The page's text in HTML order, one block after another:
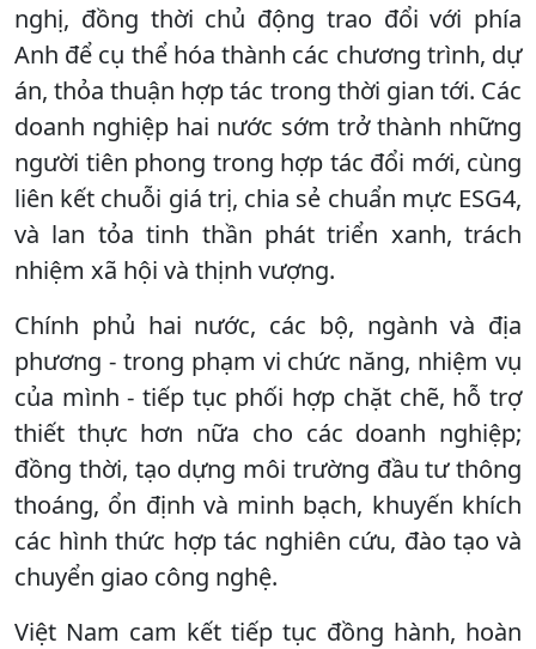
nghị, đồng thời chủ động trao đổi với phía
Anh để cụ thể hóa thành các chương trình, dự
án, thỏa thuận hợp tác trong thời gian tới. Các
doanh nghiệp hai nước sớm trở thành những
người tiên phong trong hợp tác đổi mới, cùng
liên kết chuỗi giá trị, chia sẻ chuẩn mực ESG4,
và lan tỏa tinh thần phát triển xanh, trách
nhiệm xã hội và thịnh vượng.
Chính phủ hai nước, các bộ, ngành và địa
phương - trong phạm vi chức năng, nhiệm vụ
của mình - tiếp tục phối hợp chặt chẽ, hỗ trợ
thiết thực hơn nữa cho các doanh nghiệp;
đồng thời, tạo dựng môi trường đầu tư thông
thoáng, ổn định và minh bạch, khuyến khích
các hình thức hợp tác nghiên cứu, đào tạo và
chuyển giao công nghệ.
Việt Nam cam kết tiếp tục đồng hành, hoàn